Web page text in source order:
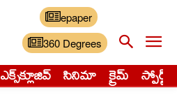
epaper
360 Degrees
ఎక్స్‌క్లూజివ్‌ సినిమా క్రైమ్ స్పోర్ట్స్